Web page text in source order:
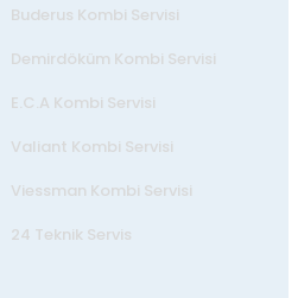
Buderus Kombi Servisi
Demirdöküm Kombi Servisi
E.C.A Kombi Servisi
Valiant Kombi Servisi
Viessman Kombi Servisi
24 Teknik Servis